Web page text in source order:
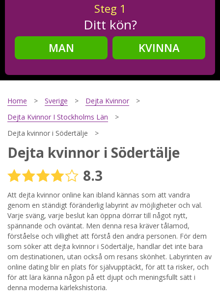
Steg 1
Ditt kön?
MAN
KVINNA
Steg2
Steg 3
Din mailadress?
Genom att registrera godkänner jagVillkorenoch
Sekretesspolicyn. Jag godkänner att ta emot information och
reklam via e-post från hemsidans operatörer. Jag kan dra
tillbaka godkännande när jag vill.
STARTA NU!
Home Sverige
Dejta Kvinnor
Dejta Kvinnor I Stockholms Län
Dejta kvinnor i Södertälje
Dejta kvinnor i Södertälje
8.3
Att dejta kvinnor online kan ibland kännas som att vandra
genom en ständigt föränderlig labyrint av möjligheter och val.
Varje sväng, varje beslut kan öppna dörrar till något nytt,
spännande och oväntat. Men denna resa kräver tålamod,
förståelse och villighet att förstå den andra personen. För dem
som söker att dejta kvinnor i Södertälje, handlar det inte bara
om destinationen, utan också om resans skönhet. Labyrinten av
online dating blir en plats för självupptäckt, för att ta risker, och
för att lära känna någon på ett djupt och meningsfullt sätt i
denna moderna kärlekshistoria.